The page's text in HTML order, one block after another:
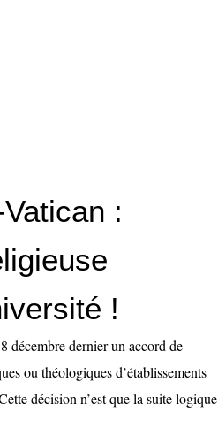
:
!
décembre dernier un accord de
ou théologiques d’établissements
décision n’est que la suite logique